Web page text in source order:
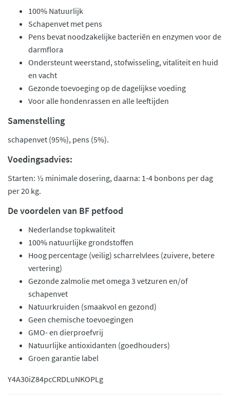
100% Natuurlijk
Schapenvet met pens
Pens bevat noodzakelijke bacteriën en enzymen voor de
darmflora
Ondersteunt weerstand, stofwisseling, vitaliteit en huid
en vacht
Gezonde toevoeging op de dagelijkse voeding
Voor alle hondenrassen en alle leeftijden
Samenstelling
schapenvet (95%), pens (5%).
Voedingsadvies:
Starten: ½ minimale dosering, daarna: 1-4 bonbons per dag
per 20 kg.
De voordelen van BF petfood
Nederlandse topkwaliteit
100% natuurlijke grondstoffen
Hoog percentage (veilig) scharrelvlees (zuivere, betere
vertering)
Gezonde zalmolie met omega 3 vetzuren en/of
schapenvet
Natuurkruiden (smaakvol en gezond)
Geen chemische toevoegingen
GMO- en dierproefvrij
Natuurlijke antioxidanten (goedhouders)
Groen garantie label
Y4A30iZ84pcCRDLuNKOPLg